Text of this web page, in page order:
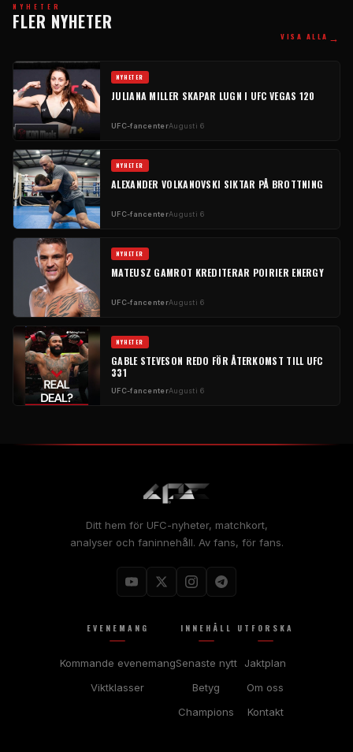
NYHETER
FLER NYHETER
VISA ALLA →
NYHETER
JULIANA MILLER SKAPAR LUGN I UFC VEGAS 120
UFC-fancenterAugusti 6
NYHETER
ALEXANDER VOLKANOVSKI SIKTAR PÅ BROTTNING
UFC-fancenterAugusti 6
NYHETER
MATEUSZ GAMROT KREDITERAR POIRIER ENERGY
UFC-fancenterAugusti 6
NYHETER
GABLE STEVESON REDO FÖR ÅTERKOMST TILL UFC
331
UFC-fancenterAugusti 6
Ditt hem för UFC-nyheter, matchkort,
analyser och faninnehåll. Av fans, för fans.
EVENEMANG
Kommande evenemang
Viktklasser
INNEHÅLL
Senaste nytt
Betyg
Champions
UTFORSKA
Jaktplan
Om oss
Kontakt